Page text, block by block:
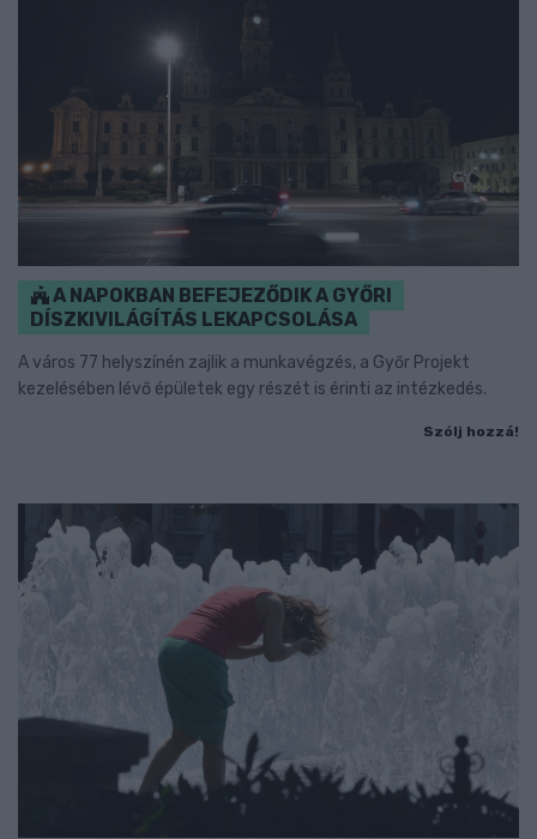
A NAPOKBAN BEFEJEZŐDIK A GYŐRI
DÍSZKIVILÁGÍTÁS LEKAPCSOLÁSA
A város 77 helyszínén zajlik a munkavégzés, a Győr Projekt
kezelésében lévő épületek egy részét is érinti az intézkedés.
Szólj hozzá!